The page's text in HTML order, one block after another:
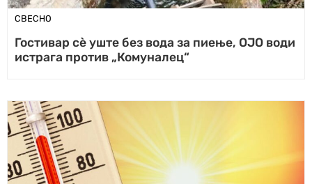
СВЕСНО
Гостивар сè уште без вода за пиење, ОЈО води
истрага против „Комуналец“